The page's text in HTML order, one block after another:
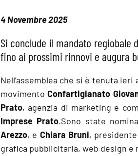
4 Novembre 2025
Si conclude il mandato regiobale
fino ai prossimi rinnovi e augura
Nell’assemblea che si è tenuta
movimentoConfartigianato
Prato, agenzia di marketing e
Imprese Prato.Sono state
Arezzo, e Chiara Bruni,
grafica pubblicitaria, web design e